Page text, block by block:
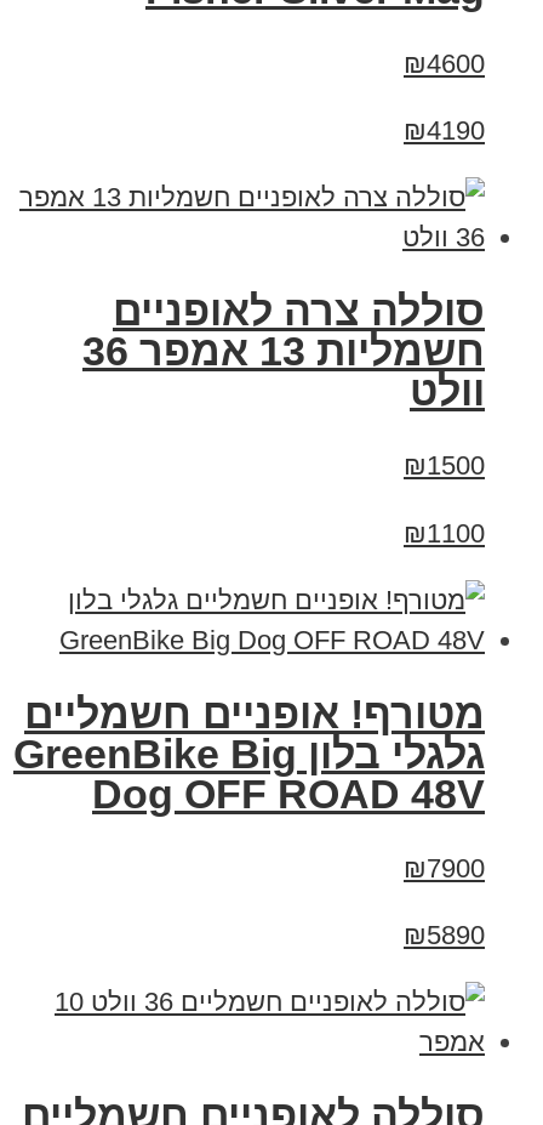
₪4600
₪4190
סוללה צרה לאופניים
חשמליות 13 אמפר 36
וולט
₪1500
₪1100
מטורף! אופניים חשמליים
גלגלי בלון GreenBike Big
Dog OFF ROAD 48V
₪7900
₪5890